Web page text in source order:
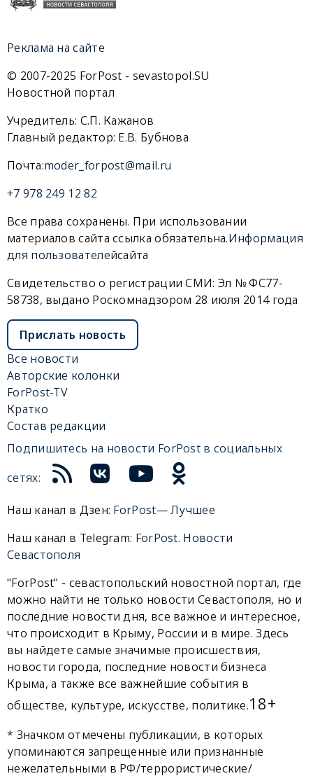
Реклама на сайте
© 2007-2025 ForPost - sevastopol.SU
Новостной портал
Учредитель: С.П. Кажанов
Главный редактор: Е.В. Бубнова
Почта:moder_forpost@mail.ru
+7 978 249 12 82
Все права сохранены. При использовании
материалов сайта ссылка обязательна.Информация
для пользователейсайта
Свидетельство о регистрации СМИ: Эл № ФС77-
58738, выдано Роскомнадзором 28 июля 2014 года
Прислать новость
Все новости
Авторские колонки
ForPost-TV
Кратко
Состав редакции
Подпишитесь на новости ForPost в социальных
сетях:
Наш канал в Дзен: ForPost— Лучшее
Наш канал в Telegram: ForPost. Новости
Севастополя
"ForPost" - севастопольский новостной портал, где
можно найти не только новости Севастополя, но и
последние новости дня, все важное и интересное,
что происходит в Крыму, России и в мире. Здесь
вы найдете самые значимые происшествия,
новости города, последние новости бизнеса
Крыма, а также все важнейшие события в
обществе, культуре, искусстве, политике.18+
* Значком отмечены публикации, в которых
упоминаются запрещенные или признанные
нежелательными в РФ/террористические/